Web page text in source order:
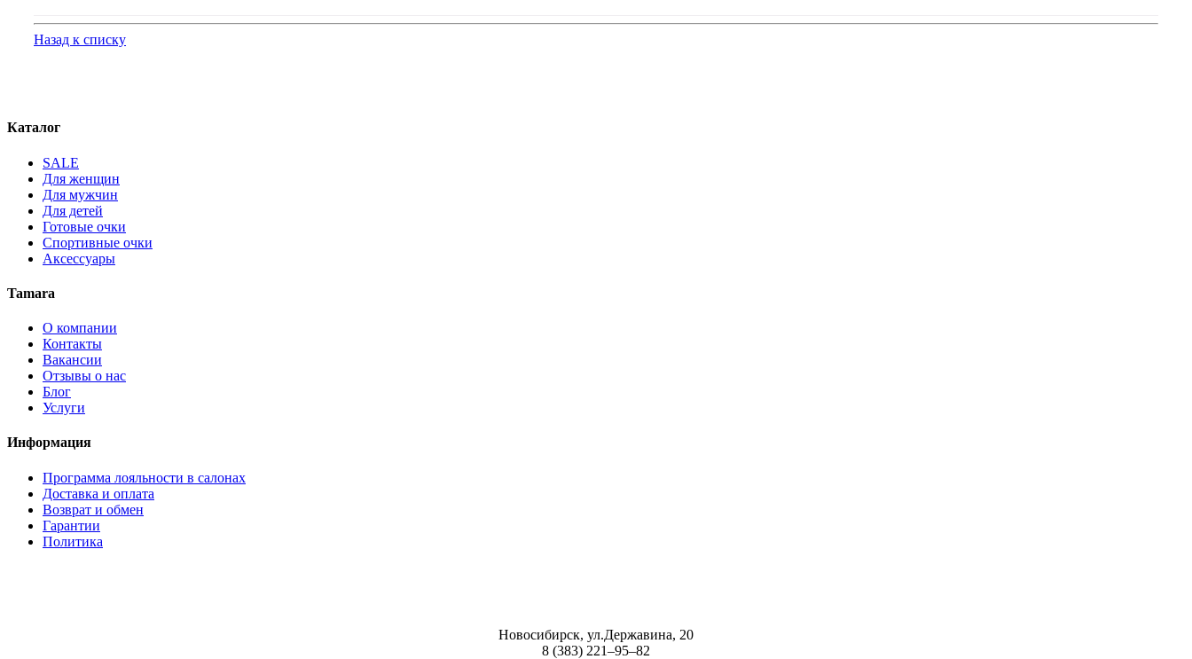
Назад к списку
Каталог
SALE
Для женщин
Для мужчин
Для детей
Готовые очки
Спортивные очки
Аксессуары
Tamara
О компании
Контакты
Вакансии
Отзывы о нас
Блог
Услуги
Информация
Программа лояльности в салонах
Доставка и оплата
Возврат и обмен
Гарантии
Политика
Новосибирск, ул.Державина, 20
8 (383) 221‒95‒82